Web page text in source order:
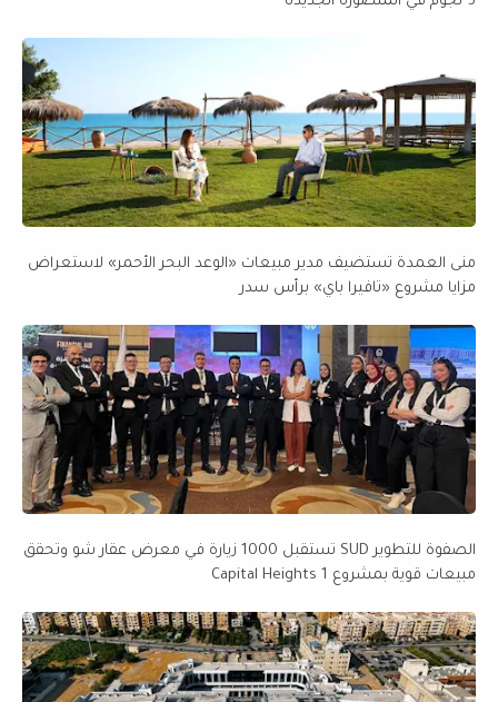
منى العمدة تستضيف مدير مبيعات «الوعد البحر الأحمر» لاستعراض
مزايا مشروع «تافيرا باي» برأس سدر
الصفوة للتطوير SUD تستقبل 1000 زيارة في معرض عقار شو وتحقق
مبيعات قوية بمشروع Capital Heights 1